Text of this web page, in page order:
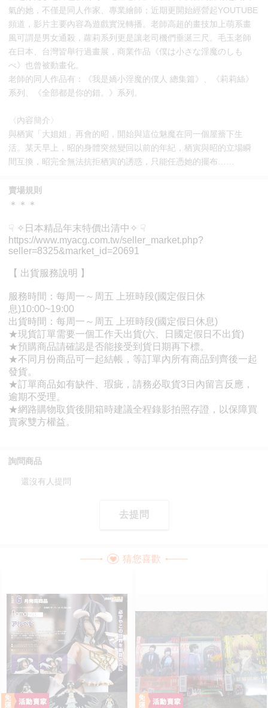
氣的她，不僅是同人作家、專業繪師；近期更開始經營起YOUTUBE
頻道，影片主要內容為遊戲實況轉播。老師高超的畫技加上萌系畫
風可謂是男女通殺，蘿莉系列更是讓老司機們垂涎三尺。毛玉老師
在日本、台灣皆舉行過畫展，商業作品《僕は小さな淫魔のしも
べ》也曾被動畫化。
老師的同人作品有：《我是嬌小淫魔的僕人 總集篇》、《莉莉絲》
系列、《全部都是你的錯。》系列。
〈內容簡介〉
與栖寅「大姐姐」再會的昭，開始與這位魅魔在同一個屋簷下生
活。某天早上，昭的身體突然變回以前的年紀，栖寅與昭的立場瞬
間互換，昭完全無法抗拒栖寅的誘惑，只能任憑她的擺布……
賣場規則
詢問商品
還沒有人提問
去提問
猜您喜歡